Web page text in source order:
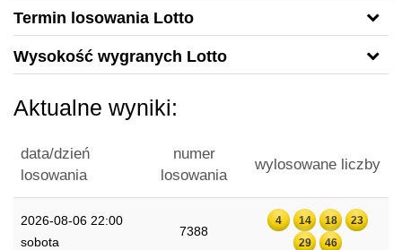
Termin losowania Lotto
Wysokość wygranych Lotto
Aktualne wyniki:
data/dzień
losowania
numer
losowania
wylosowane liczby
2026-08-06 22:00
sobota
7388
4 14 18
23
29
46